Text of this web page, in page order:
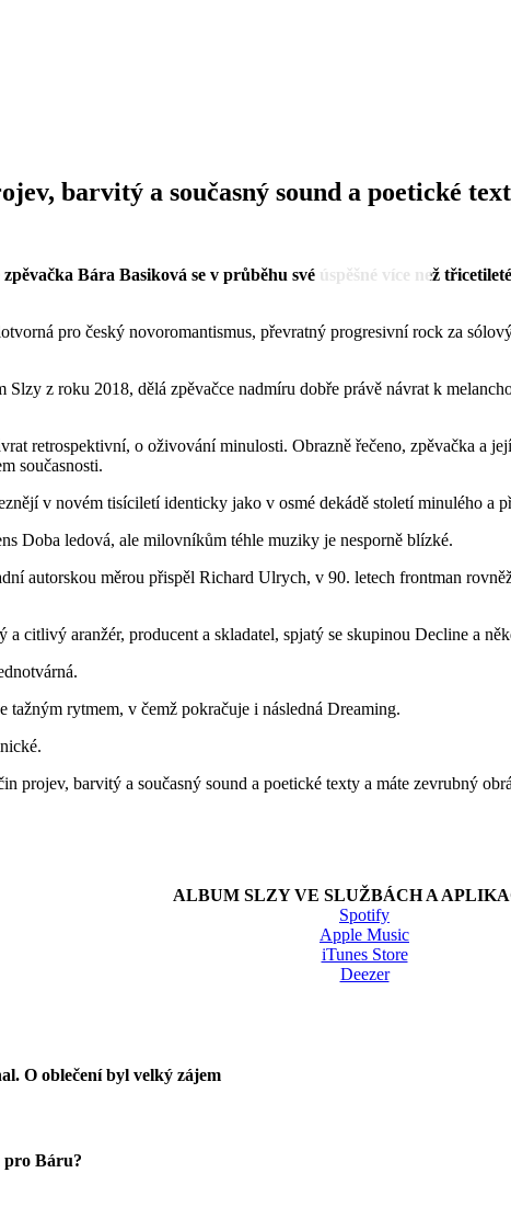
barvitý a současný sound a poetické
Bára Basiková se v průběhu své úspěšné více než
pro český novoromantismus, převratný progresivní rock za
z roku 2018, dělá zpěvačce nadmíru dobře právě návrat k
retrospektivní, o oživování minulosti. Obrazně řečeno, zpěvačka a
současnosti.
v novém tisíciletí identicky jako v osmé dekádě století minulého a
Doba ledová, ale milovníkům téhle muziky je nesporně blízké.
autorskou měrou přispěl Richard Ulrych, v 90. letech frontman
citlivý aranžér, producent a skladatel, spjatý se skupinou Decline a
rytmem, v čemž pokračuje i následná Dreaming.
projev, barvitý a současný sound a poetické texty a máte zevrubný
ALBUM SLZY VE SLUŽBÁCH A
Spotify
Apple Music
iTunes Store
Deezer
O oblečení byl velký zájem
pro Báru?